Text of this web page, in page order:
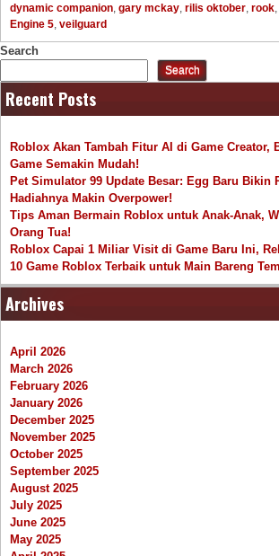
dynamic companion, gary mckay, rilis oktober, rook,
Engine 5, veilguard
Search
Search
Recent Posts
Roblox Akan Tambah Fitur AI di Game Creator,
Game Semakin Mudah!
Pet Simulator 99 Update Besar: Egg Baru Bikin
Hadiahnya Makin Overpower!
Tips Aman Bermain Roblox untuk Anak-Anak,
Orang Tua!
Roblox Capai 1 Miliar Visit di Game Baru Ini,
10 Game Roblox Terbaik untuk Main Bareng
Archives
April 2026
March 2026
February 2026
January 2026
December 2025
November 2025
October 2025
September 2025
August 2025
July 2025
June 2025
May 2025